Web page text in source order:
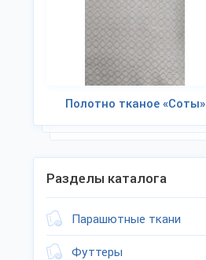
Полотно тканое «Соты»
Разделы каталога
Парашютные ткани
Футтеры